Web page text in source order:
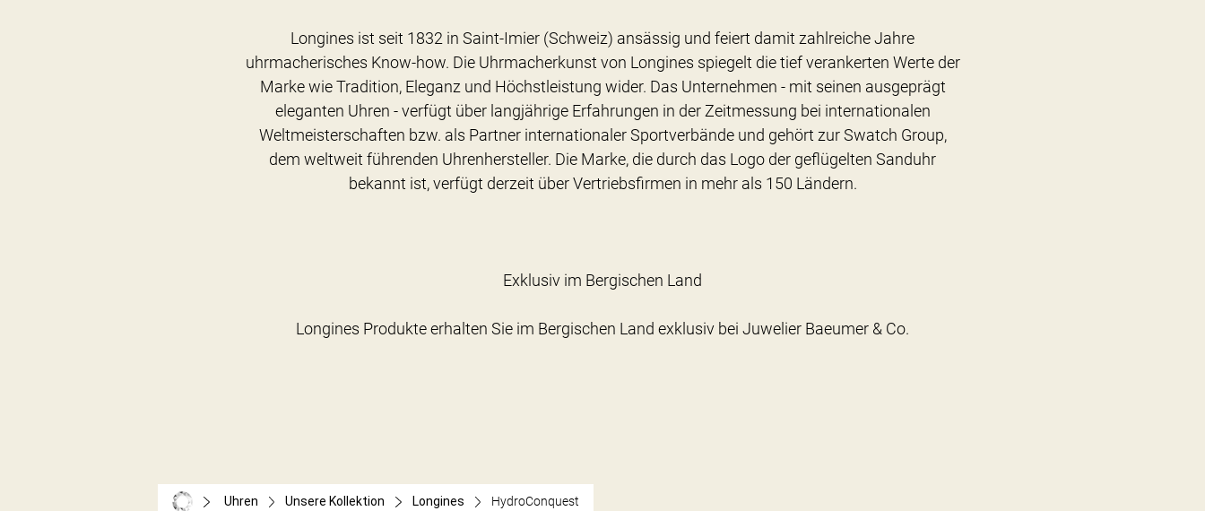
Longines ist seit 1832 in Saint-Imier (Schweiz) ansässig und feiert damit zahlreiche Jahre
uhrmacherisches Know-how. Die Uhrmacherkunst von Longines spiegelt die tief verankerten Werte der
Marke wie Tradition, Eleganz und Höchstleistung wider. Das Unternehmen - mit seinen ausgeprägt
eleganten Uhren - verfügt über langjährige Erfahrungen in der Zeitmessung bei internationalen
Weltmeisterschaften bzw. als Partner internationaler Sportverbände und gehört zur Swatch Group,
dem weltweit führenden Uhrenhersteller. Die Marke, die durch das Logo der geflügelten Sanduhr
bekannt ist, verfügt derzeit über Vertriebsfirmen in mehr als 150 Ländern.
Exklusiv im Bergischen Land
Uhren Unsere Kollektion Longines HydroConquest